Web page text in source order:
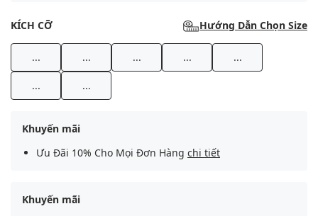
KÍCH CỠ Hướng Dẫn Chọn Size
... ... ... ... ...
... ...
Khuyến mãi
Ưu Đãi 10% Cho Mọi Đơn Hàng chi tiết
Khuyến mãi